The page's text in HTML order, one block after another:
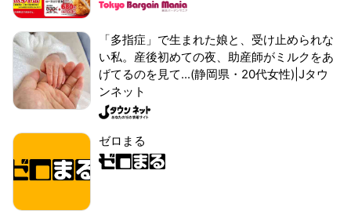
「多指症」で生まれた娘と、受け止められな
い私。産後初めての夜、助産師がミルクをあ
げてるのを見て...(静岡県・20代女性)|Jタウ
ンネット
ゼロまる